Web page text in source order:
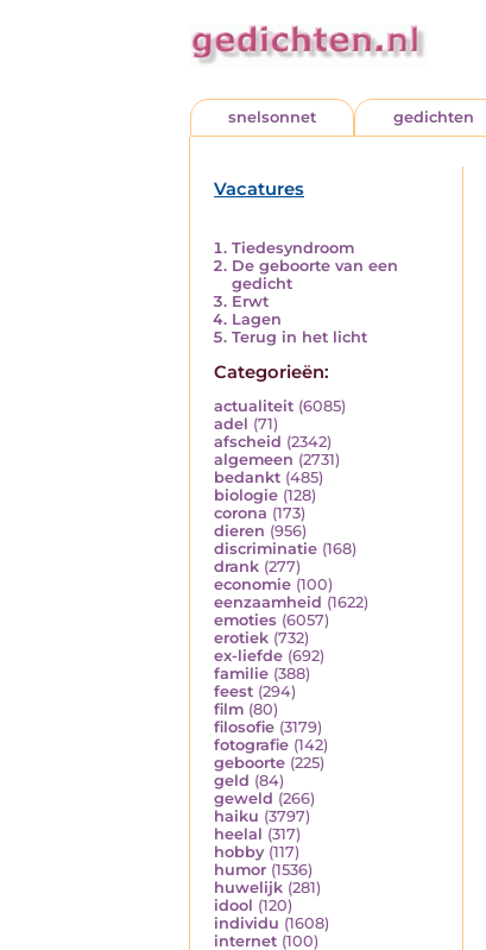
snelsonnet gedichten
Vacatures
Tiedesyndroom
De geboorte van een
gedicht
Erwt
Lagen
Terug in het licht
Categorieën:
actualiteit (6085)
adel (71)
afscheid (2342)
algemeen (2731)
bedankt (485)
biologie (128)
corona (173)
dieren (956)
discriminatie (168)
drank (277)
economie (100)
eenzaamheid (1622)
emoties (6057)
erotiek (732)
ex-liefde (692)
familie (388)
feest (294)
film (80)
filosofie (3179)
fotografie (142)
geboorte (225)
geld (84)
geweld (266)
haiku (3797)
heelal (317)
hobby (117)
humor (1536)
huwelijk (281)
idool (120)
individu (1608)
internet (100)